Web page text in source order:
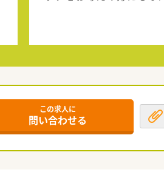
この求人に
問い合わせる